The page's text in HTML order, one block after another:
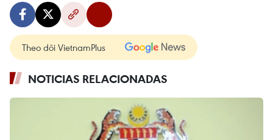
Theo dõi VietnamPlus
NOTICIAS RELACIONADAS